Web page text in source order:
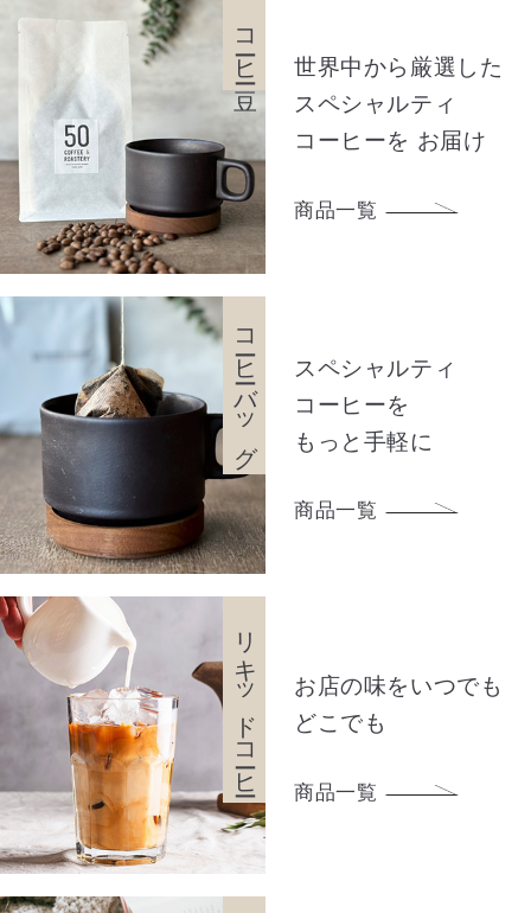
コーヒー豆
世界中から厳選した
スペシャルティ
コーヒーを お届け
商品一覧
コーヒーバッグ
スペシャルティ
コーヒーを
もっと手軽に
商品一覧
リキッドコーヒー
お店の味をいつでも
どこでも
商品一覧